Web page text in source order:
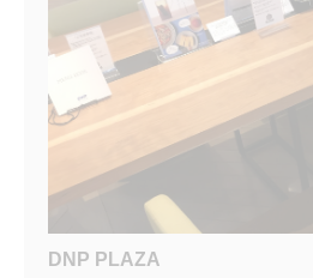
DNP PLAZA